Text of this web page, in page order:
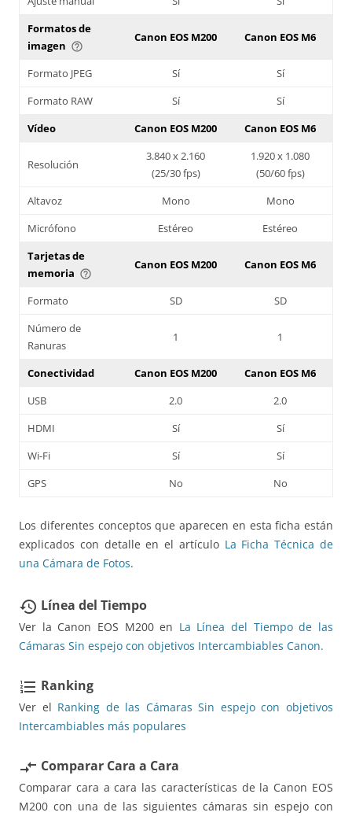
Formatos de
imagen help_outline
Canon EOS M200 Canon EOS M6
Formato JPEG Sí
Sí
Formato RAW
Sí
Sí
Vídeo
Canon EOS M200 Canon EOS M6
Resolución
3.840 x 2.160
(25/30 fps)
1.920 x 1.080
(50/60 fps)
Altavoz
Mono
Mono
Micrófono
Estéreo
Estéreo
Tarjetas de
memoria help_outline
Canon EOS M200 Canon EOS M6
Formato SD
SD
Número de
Ranuras
1 1
Conectividad Canon EOS M200
Canon EOS M6
USB
2.0
2.0
HDMI
Sí
Sí
Wi-Fi
Sí
Sí
GPS
No No
Los diferentes conceptos que aparecen en esta ficha están
explicados con detalle en el artículo La Ficha Técnica de
una Cámara de Fotos.
restore Línea del Tiempo
Ver la Canon EOS M200 en La Línea del Tiempo de las
Cámaras Sin espejo con objetivos Intercambiables Canon.
format_list_numbered Ranking
Ver el Ranking de las Cámaras Sin espejo con objetivos
Intercambiables más populares
compare_arrows Comparar Cara a Cara
Comparar cara a cara las características de la Canon EOS
M200 con una de las siguientes cámaras sin espejo con